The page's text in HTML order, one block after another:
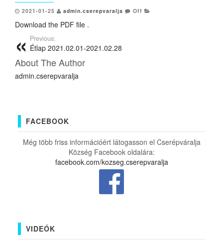
2021-01-25 admin.cserepvaralja Off
Download the PDF file .
Previous:
Étlap 2021.02.01-2021.02.28
About The Author
admin.cserepvaralja
FACEBOOK
Még több friss információért látogasson el Cserépváralja
Község Facebook oldalára:
facebook.com/kozseg.cserepvaralja
VIDEÓK